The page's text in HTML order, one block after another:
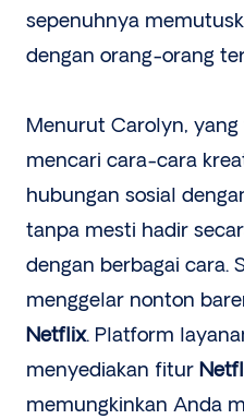
sepenuhnya
dengan orang-orang
Menurut Carolyn,
mencari cara-cara
hubungan sosial
tanpa mesti hadir
dengan berbagai cara.
menggelar nonton
Netflix. Platform
menyediakan fitur
memungkinkan Anda